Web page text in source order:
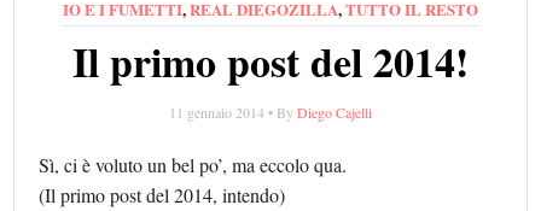
IO E I FUMETTI,REAL DIEGOZILLA,TUTTO IL RESTO
Il primo post del 2014!
11 gennaio 2014 • By Diego Cajelli
Sì, ci è voluto un bel po’, ma eccolo qua.
(Il primo post del 2014, intendo)